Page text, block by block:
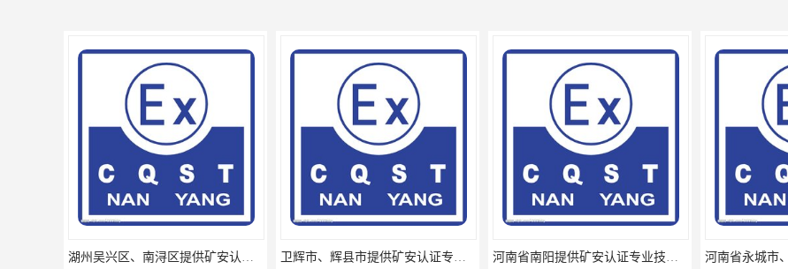
卫辉市、辉县市提供矿安认证专业技术服务值得信赖的咨询专家 河南省南阳提供矿安认证专业技术服务值得信赖的咨询专家 河南省永城市、民权县、睢县提供矿安认证专业技术服务值得信赖的咨询专家